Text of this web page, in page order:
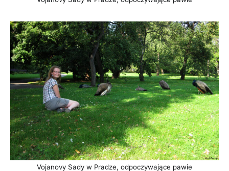
Vojanovy Sady w Pradze, odpoczywające pawie